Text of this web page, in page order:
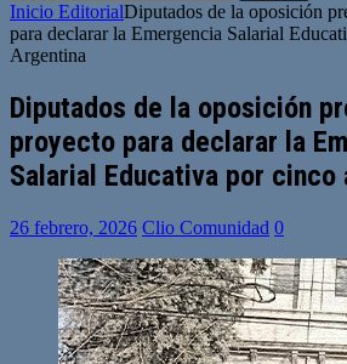
Inicio EditorialDiputados de la oposición
para declarar la Emergencia Salarial
Argentina
Diputados de la oposición
proyecto para declarar la
Salarial Educativa por cinco
26 febrero, 2026 Clio Comunidad 0